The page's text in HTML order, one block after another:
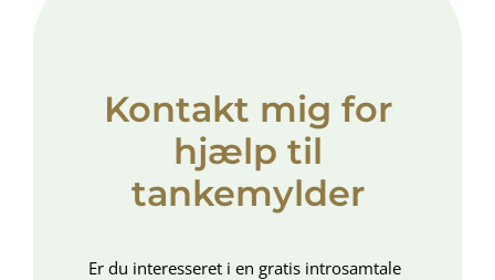
Kontakt mig for
hjælp til
tankemylder
Er du interesseret i en gratis introsamtale